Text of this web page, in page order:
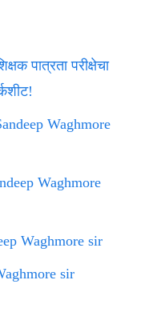
पात्रता परीक्षेचा
Waghmore
Waghmore
Waghmore sir
sir